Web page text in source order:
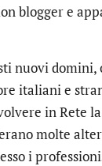
blogger e
nuovi domini,
italiani e
in Rete
molte
i